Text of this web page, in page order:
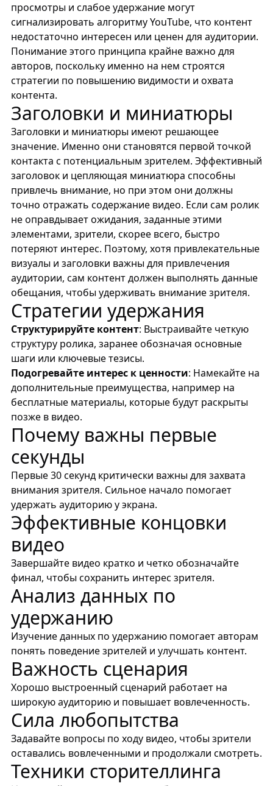
просмотры и слабое удержание могут
сигнализировать алгоритму YouTube, что контент
недостаточно интересен или ценен для аудитории.
Понимание этого принципа крайне важно для
авторов, поскольку именно на нем строятся
стратегии по повышению видимости и охвата
контента.
Заголовки и миниатюры
Заголовки и миниатюры имеют решающее
значение. Именно они становятся первой точкой
контакта с потенциальным зрителем. Эффективный
заголовок и цепляющая миниатюра способны
привлечь внимание, но при этом они должны
точно отражать содержание видео. Если сам ролик
не оправдывает ожидания, заданные этими
элементами, зрители, скорее всего, быстро
потеряют интерес. Поэтому, хотя привлекательные
визуалы и заголовки важны для привлечения
аудитории, сам контент должен выполнять данные
обещания, чтобы удерживать внимание зрителя.
Стратегии удержания
Структурируйте контент: Выстраивайте четкую
структуру ролика, заранее обозначая основные
шаги или ключевые тезисы.
Подогревайте интерес к ценности: Намекайте на
дополнительные преимущества, например на
бесплатные материалы, которые будут раскрыты
позже в видео.
Почему важны первые
секунды
Первые 30 секунд критически важны для захвата
внимания зрителя. Сильное начало помогает
удержать аудиторию у экрана.
Эффективные концовки
видео
Завершайте видео кратко и четко обозначайте
финал, чтобы сохранить интерес зрителя.
Анализ данных по
удержанию
Изучение данных по удержанию помогает авторам
понять поведение зрителей и улучшать контент.
Важность сценария
Хорошо выстроенный сценарий работает на
широкую аудиторию и повышает вовлеченность.
Сила любопытства
Задавайте вопросы по ходу видео, чтобы зрители
оставались вовлеченными и продолжали смотреть.
Техники сторителлинга